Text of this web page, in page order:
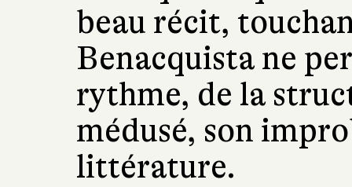
beau récit,
Benacquista ne
rythme, de la
médusé, son
littérature.